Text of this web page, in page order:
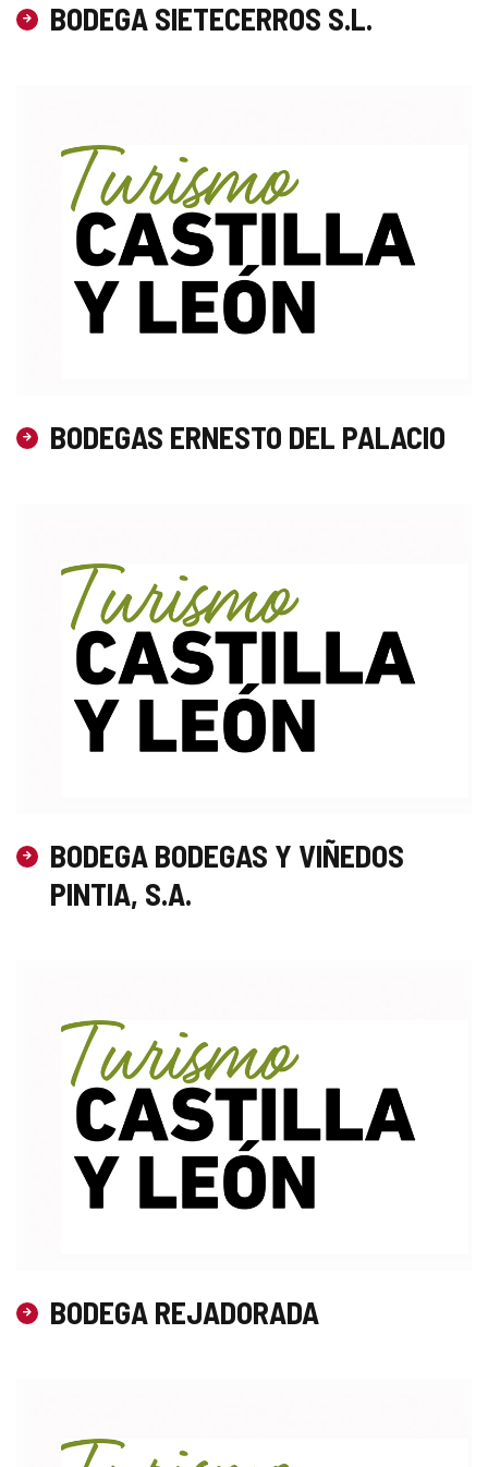
BODEGA SIETECERROS S.L.
BODEGAS ERNESTO DEL PALACIO
BODEGA BODEGAS Y VIÑEDOS
PINTIA, S.A.
BODEGA REJADORADA